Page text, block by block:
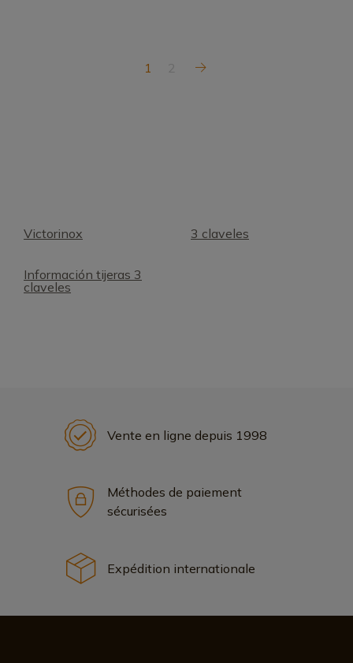
1 2
Victorinox 3 claveles
Información tijeras 3
claveles
Vente en ligne depuis 1998
Méthodes de paiement
sécurisées
Expédition internationale